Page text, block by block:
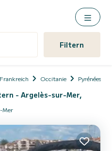
Filtern
Frankreich Occitanie Pyrénées-
- Argelès-sur-Mer,
Mer